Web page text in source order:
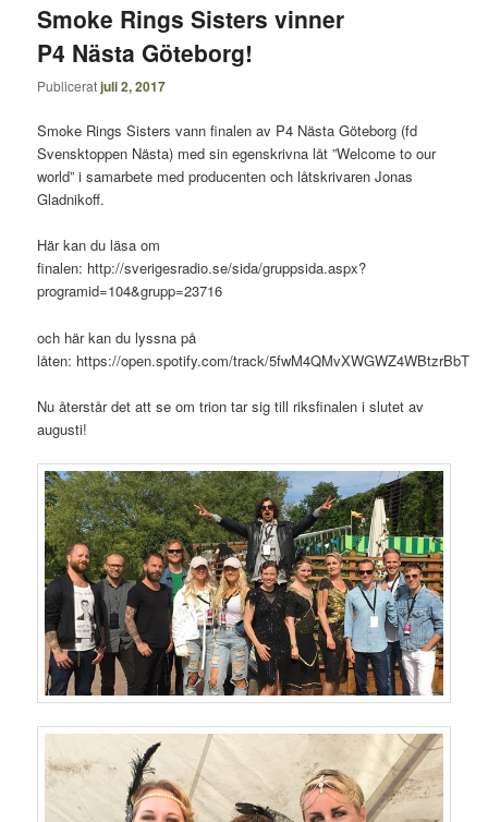
Smoke Rings Sisters vinner
P4 Nästa Göteborg!
Publiceratjuli 2, 2017
Smoke Rings Sisters vann finalen av P4 Nästa Göteborg (fd
Svensktoppen Nästa) med sin egenskrivna låt ”Welcome to our
world” i samarbete med producenten och låtskrivaren Jonas
Gladnikoff.
Här kan du läsa om
finalen: http://sverigesradio.se/sida/gruppsida.aspx?
programid=104&grupp=23716
och här kan du lyssna på
låten: https://open.spotify.com/track/5fwM4QMvXWGWZ4WBtzrBbT
Nu återstår det att se om trion tar sig till riksfinalen i slutet av
augusti!